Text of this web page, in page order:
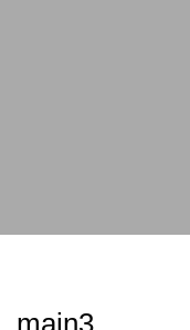
main3